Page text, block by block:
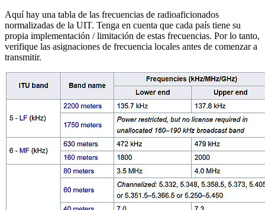
Aquí hay una tabla de las frecuencias de radioaficionados
normalizadas de la UIT. Tenga en cuenta que cada país tiene su
propia implementación / limitación de estas frecuencias. Por lo tanto,
verifique las asignaciones de frecuencia locales antes de comenzar a
transmitir.